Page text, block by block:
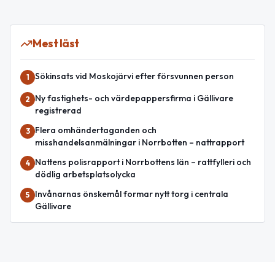
Mest läst
1 Sökinsats vid Moskojärvi efter försvunnen person
2
Ny fastighets- och värdepappersfirma i Gällivare
registrerad
3
Flera omhändertaganden och
misshandelsanmälningar i Norrbotten – nattrapport
4
Nattens polisrapport i Norrbottens län – rattfylleri och
dödlig arbetsplatsolycka
5
Invånarnas önskemål formar nytt torg i centrala
Gällivare